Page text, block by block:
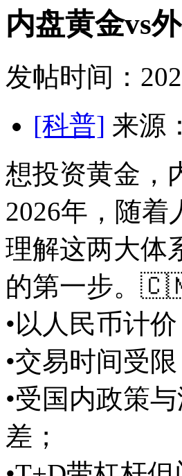
内盘黄金vs
发帖时间：
[科普] 来源：
想投资黄金，
2026年，随
理解这两大体
的第一步。
•以人民币计
•交易时间受
•受国内政策
差；